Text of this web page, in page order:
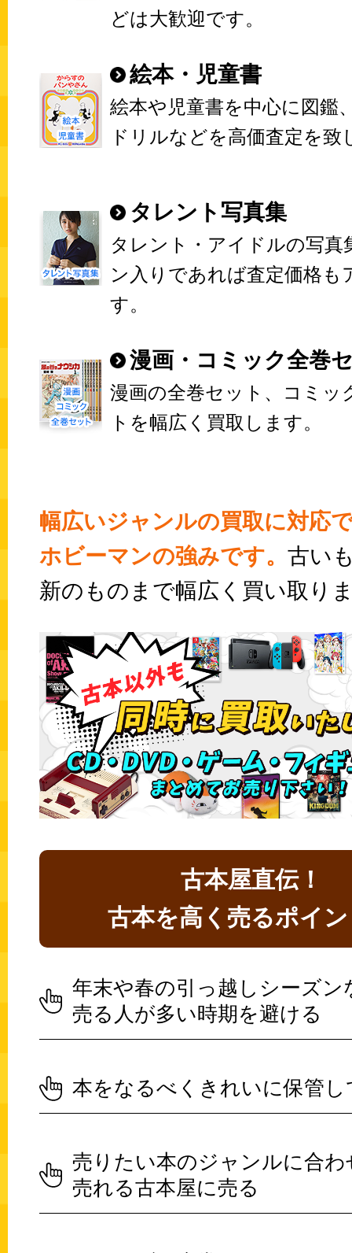
どは大歓迎です。
絵本・児童書
絵本や児童書を中心に図鑑
ドリルなどを高価査定を致
タレント写真集
タレント・アイドルの写真
ン入りであれば査定価格も
す。
漫画・コミック全巻
漫画の全巻セット、コミッ
トを幅広く買取します。
幅広いジャンルの買取に対応
ホビーマンの強みです。 古い
新のものまで幅広く買い取り
古本屋直伝！
古本を高く売るポイ
年末や春の引っ越しシーズン
売る人が多い時期を避ける
本をなるべくきれいに保管し
売りたい本のジャンルに合わ
売れる古本屋に売る